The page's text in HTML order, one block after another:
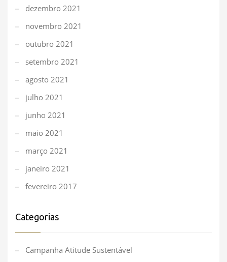
dezembro 2021
novembro 2021
outubro 2021
setembro 2021
agosto 2021
julho 2021
junho 2021
maio 2021
março 2021
janeiro 2021
fevereiro 2017
Categorias
Campanha Atitude Sustentável